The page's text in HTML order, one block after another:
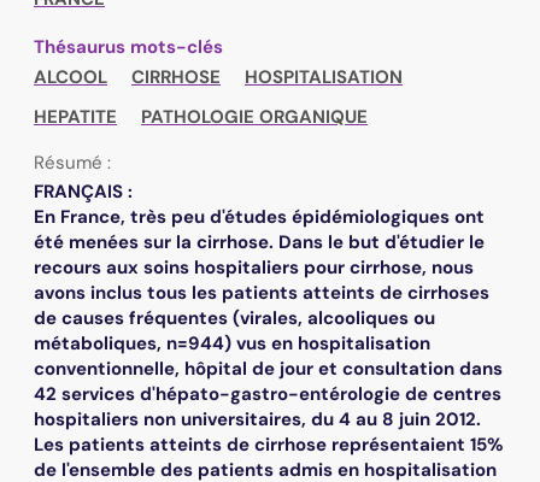
Thésaurus mots-clés
ALCOOL
CIRRHOSE
HOSPITALISATION
HEPATITE
PATHOLOGIE ORGANIQUE
Résumé :
FRANÇAIS :
En France, très peu d'études épidémiologiques ont
été menées sur la cirrhose. Dans le but d'étudier le
recours aux soins hospitaliers pour cirrhose, nous
avons inclus tous les patients atteints de cirrhoses
de causes fréquentes (virales, alcooliques ou
métaboliques, n=944) vus en hospitalisation
conventionnelle, hôpital de jour et consultation dans
42 services d'hépato-gastro-entérologie de centres
hospitaliers non universitaires, du 4 au 8 juin 2012.
Les patients atteints de cirrhose représentaient 15%
de l'ensemble des patients admis en hospitalisation